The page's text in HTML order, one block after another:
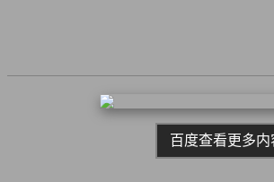
百度查看更多内